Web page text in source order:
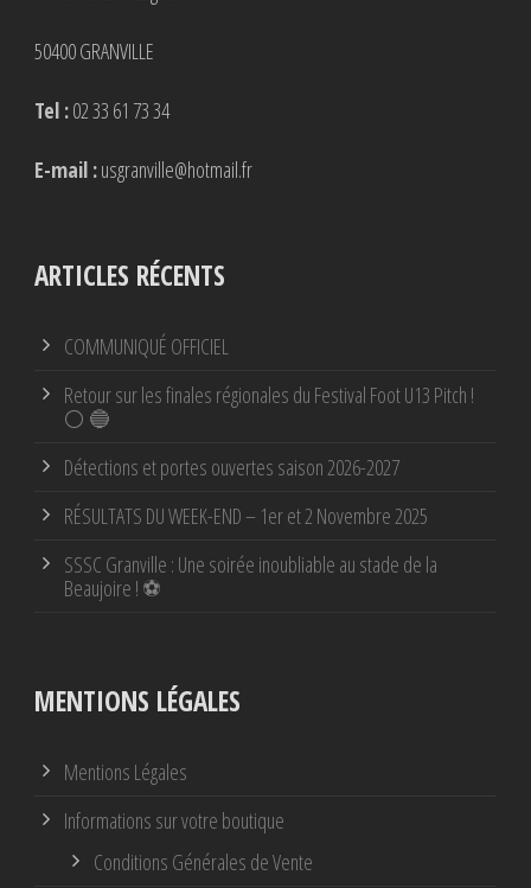
50400 GRANVILLE
Tel :02 33 61 73 34
E-mail :usgranville@hotmail.fr
ARTICLES RÉCENTS
COMMUNIQUÉ OFFICIEL
Retour sur les finales régionales du Festival Foot U13 Pitch !
⚪ 🔵
Détections et portes ouvertes saison 2026-2027
RÉSULTATS DU WEEK-END – 1er et 2 Novembre 2025
SSSC Granville : Une soirée inoubliable au stade de la
Beaujoire ! ⚽
MENTIONS LÉGALES
Mentions Légales
Informations sur votre boutique
Conditions Générales de Vente